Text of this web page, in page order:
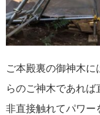
ご本殿裏の御神木
らのご神木であれ
非直接触れてパワー